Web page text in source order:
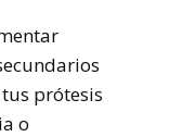
prótesis
o